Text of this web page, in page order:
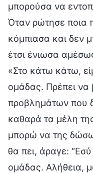
μπορούσα να
Όταν ρώτησε ποια
κόμπιασα και δεν
έτσι ένιωσα
«Στο κάτω κάτω,
ομάδας. Πρέπει
προβλημάτων που
καθαρά τα μέλη
μπορώ να της
θα πει, άραγε:
ομάδας. Αλήθεια,